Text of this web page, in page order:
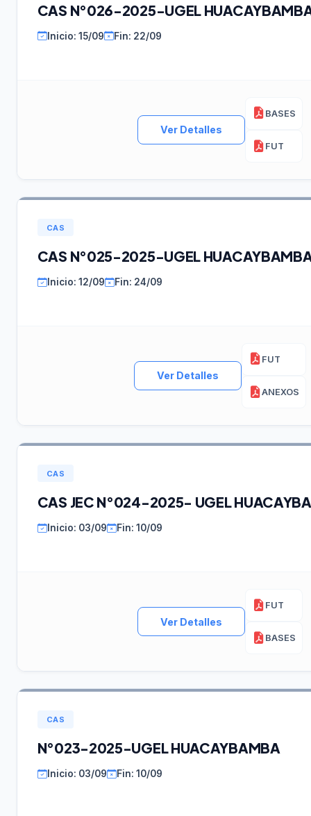
CAS N°026-2025-UGEL
Inicio: 15/09 Fin: 22/09
Ver Detalles
BASES
FUT
CAS
CAS N°025-2025-UGEL
Inicio: 12/09 Fin: 24/09
Ver Detalles
FUT
ANEXOS
CAS
CAS JEC N°024-2025- UGEL
Inicio: 03/09 Fin: 10/09
Ver Detalles
FUT
BASES
CAS
N°023-2025-UGEL HUACAYBAMBA
Inicio: 03/09 Fin: 10/09